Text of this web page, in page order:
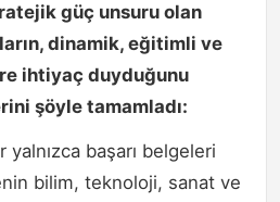
güç unsuru olan
dinamik, eğitimli ve
ihtiyaç duyduğunu
şöyle tamamladı:
başarı belgeleri
bilim, teknoloji, sanat ve